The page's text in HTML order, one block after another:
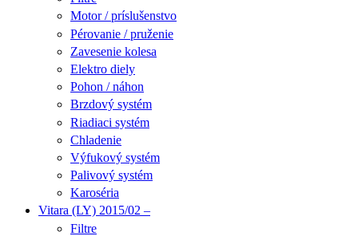
Motor / príslušenstvo
Pérovanie / pruženie
Zavesenie kolesa
Elektro diely
Pohon / náhon
Brzdový systém
Riadiaci systém
Chladenie
Výfukový systém
Palivový systém
Karoséria
Vitara (LY) 2015/02 –
Filtre